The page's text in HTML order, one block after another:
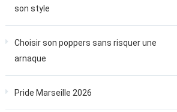
son style
Choisir son poppers sans risquer une
arnaque
Pride Marseille 2026